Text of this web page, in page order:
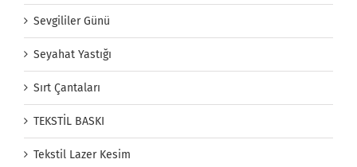
Sevgililer Günü
Seyahat Yastığı
Sırt Çantaları
TEKSTİL BASKI
Tekstil Lazer Kesim